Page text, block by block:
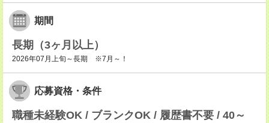
期間
長期（3ヶ月以上）
2026年07月上旬～長期 ※7月～！
応募資格・条件
職種未経験OK / ブランクOK / 履歴書不要 / 40～